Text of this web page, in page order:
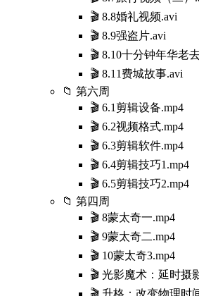
🎬 8.8婚礼视频.avi
🎬 8.9强盗片.avi
🎬 8.10十分钟年华老
🎬 8.11费城故事.avi
📁 第六周
🎬 6.1剪辑设备.mp4
🎬 6.2视频格式.mp4
🎬 6.3剪辑软件.mp4
🎬 6.4剪辑技巧1.mp4
🎬 6.5剪辑技巧2.mp4
📁 第四周
🎬 8蒙太奇一.mp4
🎬 9蒙太奇二.mp4
🎬 10蒙太奇3.mp4
🎬 光影魔术：延时摄
🎬 升格：改变物理时